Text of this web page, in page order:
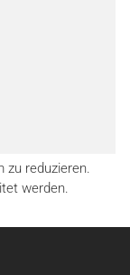
zu reduzieren.
werden.